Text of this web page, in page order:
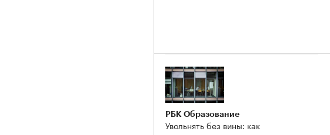
РБК Образование
Увольнять без вины: как